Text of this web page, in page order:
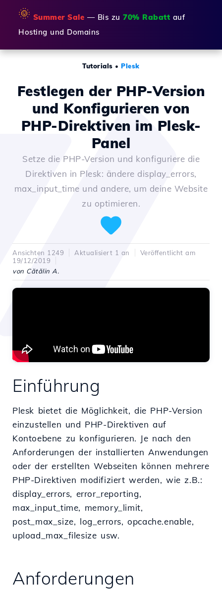
🌞 Summer Sale — Bis zu 70% Rabatt auf
Hosting und Domains
Tutorials •Plesk
Festlegen der PHP-Version
und Konfigurieren von
PHP-Direktiven im Plesk-
Panel
Setze die PHP-Version und konfiguriere die
Direktiven in Plesk: ändere display_errors,
max_input_time und andere, um deine Website
zu optimieren.
Ansichten 1249 Aktualisiert 1 an
Veröffentlicht am
19/12/2019
von Cătălin A.
Einführung
Plesk bietet die Möglichkeit, die PHP-Version
einzustellen und PHP-Direktiven auf
Kontoebene zu konfigurieren. Je nach den
Anforderungen der installierten Anwendungen
oder der erstellten Webseiten können mehrere
PHP-Direktiven modifiziert werden, wie z.B.:
display_errors, error_reporting,
max_input_time, memory_limit,
post_max_size, log_errors, opcache.enable,
upload_max_filesize usw.
Anforderungen